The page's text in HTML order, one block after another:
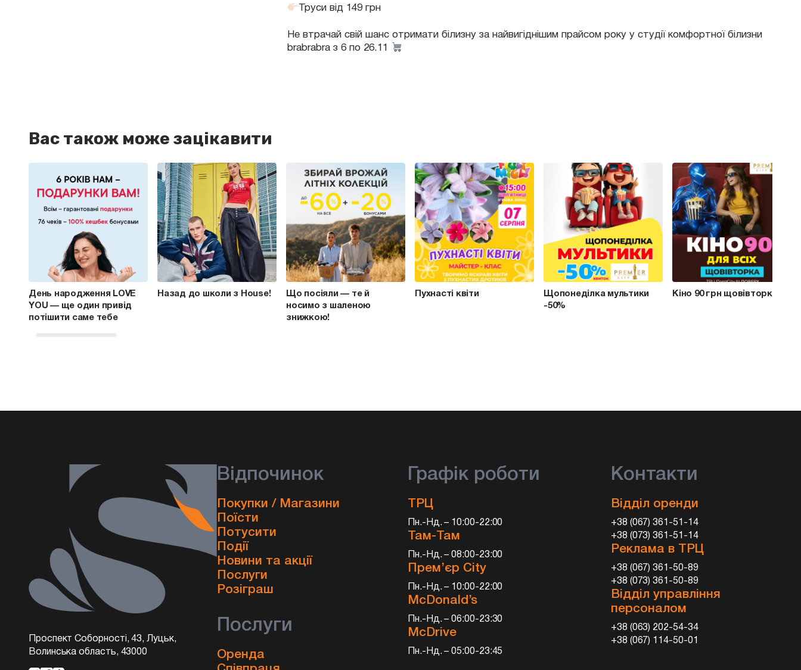
Труси від 149 грн
Не втрачай свій шанс отримати білизну за найвигіднішим прайсом року у студії комфортної білизни
brabrabra з 6 по 26.11
Вас також може зацікавити
День народження LOVE
YOU — ще один привід
потішити саме тебе
Назад до школи з House!
Що посіяли — те й
носимо з шаленою
знижкою!
Пухнасті квіти
Щопонеділка мультики
-50%
Кіно 90 грн щовівторка
Проспект Соборності, 43, Луцьк,
Волинська область, 43000
Відпочинок
Покупки / Магазини
Поїсти
Потусити
Події
Новини та акції
Послуги
Розіграш
Послуги
Оренда
Графік роботи
ТРЦ
Пн.-Нд. – 10:00-22:00
Там-Там
Пн.-Нд. – 08:00-23:00
Прем’єр City
Пн.-Нд. – 10:00-22:00
McDonald’s
Пн.-Нд. – 06:00-23:30
McDrive
Пн.-Нд. – 05:00-23:45
Контакти
Відділ оренди
+38 (067) 361-51-14
+38 (073) 361-51-14
Реклама в ТРЦ
+38 (067) 361-50-89
+38 (073) 361-50-89
Відділ управління
персоналом
+38 (063) 202-54-34
+38 (067) 114-50-01